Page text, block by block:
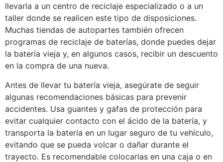
llevarla a un centro de reciclaje especializado o a un
taller donde se realicen este tipo de disposiciones.
Muchas tiendas de autopartes también ofrecen
programas de reciclaje de baterías, donde puedes dejar
la batería vieja y, en algunos casos, recibir un descuento
en la compra de una nueva.
Antes de llevar tu batería vieja, asegúrate de seguir
algunas recomendaciones básicas para prevenir
accidentes. Usa guantes y gafas de protección para
evitar cualquier contacto con el ácido de la batería, y
transporta la batería en un lugar seguro de tu vehículo,
evitando que se pueda volcar o dañar durante el
trayecto. Es recomendable colocarlas en una caja o en